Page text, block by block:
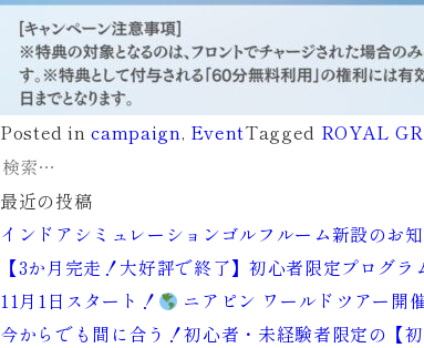
Posted incampaign, EventTagged ROYAL
検
索:
最近の投稿
インドアシミュレーションゴルフルーム新設のお
【3か月完走！大好評で終了】初心者限定プログ
11月1日スタート！
ニアピン ワールドツアー開
今からでも間に合う！初心者・未経験者限定の【